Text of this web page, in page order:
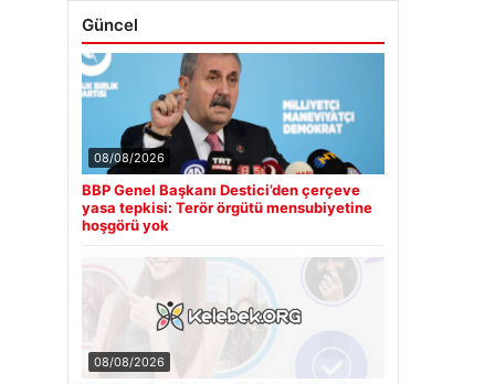
Güncel
08/08/2026
BBP Genel Başkanı Destici’den çerçeve
yasa tepkisi: Terör örgütü mensubiyetine
hoşgörü yok
08/08/2026